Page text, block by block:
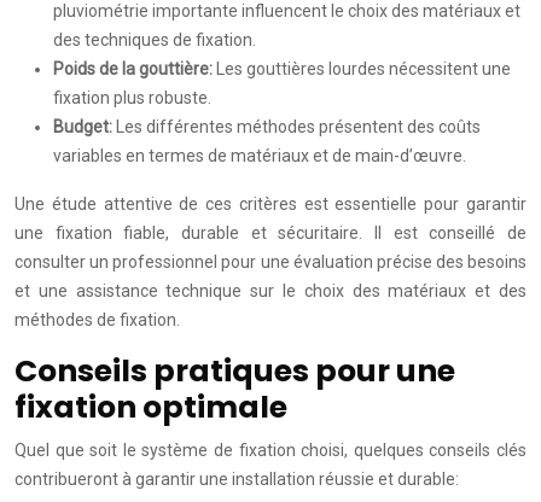
pluviométrie importante influencent le choix des matériaux et
des techniques de fixation.
Poids de la gouttière:
Les gouttières lourdes nécessitent une
fixation plus robuste.
Budget:
Les différentes méthodes présentent des coûts
variables en termes de matériaux et de main-d’œuvre.
Une étude attentive de ces critères est essentielle pour garantir
une fixation fiable, durable et sécuritaire. Il est conseillé de
consulter un professionnel pour une évaluation précise des besoins
et une assistance technique sur le choix des matériaux et des
méthodes de fixation.
Conseils pratiques pour une
fixation optimale
Quel que soit le système de fixation choisi, quelques conseils clés
contribueront à garantir une installation réussie et durable: